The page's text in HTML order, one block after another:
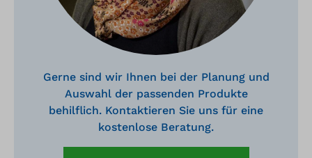
Gerne sind wir Ihnen bei der Planung und
Auswahl der passenden Produkte
behilflich. Kontaktieren Sie uns für eine
kostenlose Beratung.